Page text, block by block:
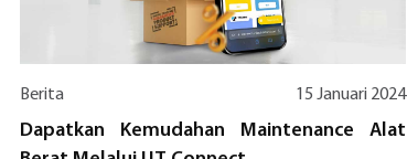
Berita 15 Januari 2024
Dapatkan Kemudahan Maintenance Alat